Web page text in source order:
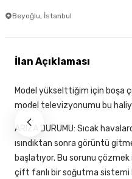
Beyoğlu, İstanbul
İlan Açıklaması
Model yükselttiğim için boşa
model televizyonumu bu
ARIZA DURUMU: Sıcak
ısındıktan sonra görüntü
başlatıyor. Bu sorunu çözmek
çift fanlı bir soğutma sistemi